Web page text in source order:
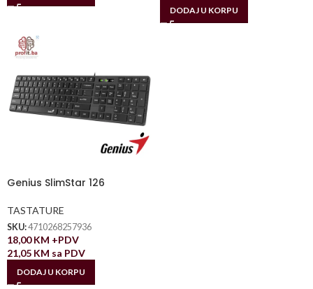
DODAJ U KORPU
Genius SlimStar 126
TASTATURE
SKU:4710268257936
18,00KM +PDV
21,05 KM sa PDV
DODAJ U KORPU